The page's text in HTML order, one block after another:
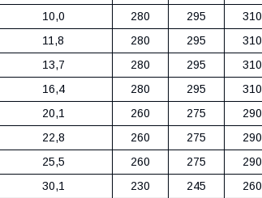
10,0 280 295 310
11,8 280 295 310
13,7 280 295 310
16,4 280 295 310
20,1 260 275 290
22,8 260 275 290
25,5 260 275 290
30,1 230 245 260